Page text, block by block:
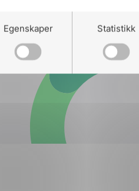
Egenskaper Statistikk